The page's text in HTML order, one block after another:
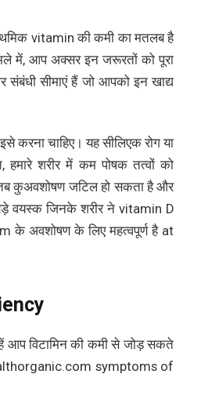
vitamin की कमी का मतलब है
में, आप अक्सर इन जरूरतों को पूरा
सीमाएं हैं जो आपको इन खाद्य
करना चाहिए। यह सीलिएक रोग या
हमारे शरीर में कम पोषक तत्वों को
कुअवशोषण जटिल हो सकता है और
वयस्क जिनके शरीर ने vitamin D
के अवशोषण के लिए महत्वपूर्ण है at
आप विटामिन की कमी से जोड़ सकते
symptoms of